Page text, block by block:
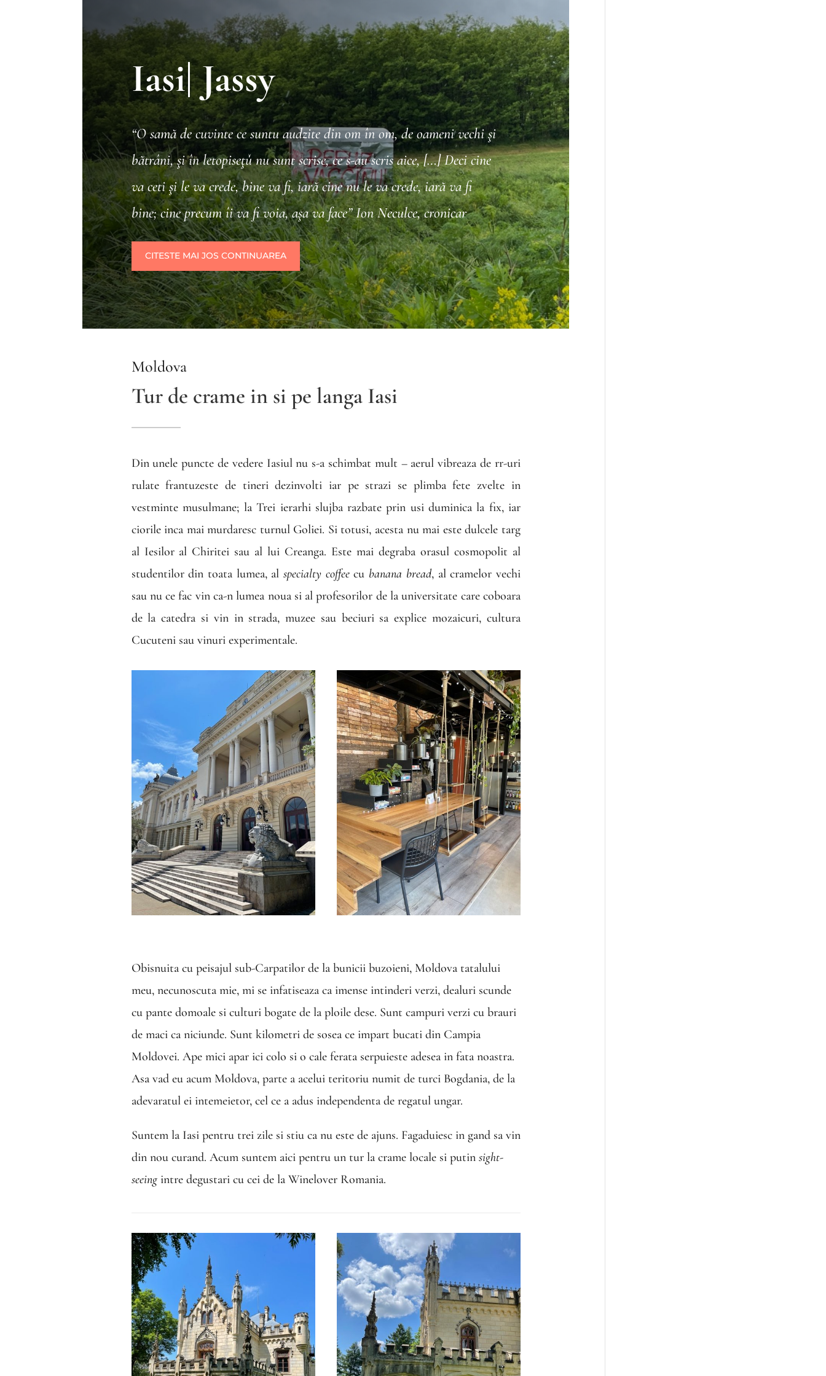
Iasi| Jassy
“O samă de cuvinte ce suntu audzite din om în om, de oameni vechi şi
bătrâni, şi în letopiseţǔ nu sunt scrise, ce s-au scris aice, […] Deci cine
va ceti şi le va crede, bine va fi, iară cine nu le va crede, iară va fi
bine; cine precum îi va fi voia, aşa va face” Ion Neculce, cronicar
CITESTE MAI JOS CONTINUAREA
Moldova
Tur de crame in si pe langa Iasi
Din unele puncte de vedere Iasiul nu s-a schimbat mult – aerul vibreaza de rr-uri
rulate frantuzeste de tineri dezinvolti iar pe strazi se plimba fete zvelte in
vestminte musulmane; la Trei ierarhi slujba razbate prin usi duminica la fix, iar
ciorile inca mai murdaresc turnul Goliei. Si totusi, acesta nu mai este dulcele targ
al Iesilor al Chiritei sau al lui Creanga. Este mai degraba orasul cosmopolit al
studentilor din toata lumea, alspecialty coffeecu banana bread, al cramelor vechi
sau nu ce fac vin ca-n lumea noua si al profesorilor de la universitate care coboara
de la catedra si vin in strada, muzee sau beciuri sa explice mozaicuri, cultura
Cucuteni sau vinuri experimentale.
Obisnuita cu peisajul sub-Carpatilor de la bunicii buzoieni, Moldova tatalului
meu, necunoscuta mie, mi se infatiseaza ca imense intinderi verzi, dealuri scunde
cu pante domoale si culturi bogate de la ploile dese. Sunt campuri verzi cu brauri
de maci ca niciunde. Sunt kilometri de sosea ce impart bucati din Campia
Moldovei. Ape mici apar ici colo si o cale ferata serpuieste adesea in fata noastra.
Asa vad eu acum Moldova, parte a acelui teritoriu numit de turci Bogdania, de la
adevaratul ei intemeietor, cel ce a adus independenta de regatul ungar.
Suntem la Iasi pentru trei zile si stiu ca nu este de ajuns. Fagaduiesc in gand sa vin
din nou curand. Acum suntem aici pentru un tur la crame locale si putin sight-
seeingintre degustari cu cei de la Winelover Romania.